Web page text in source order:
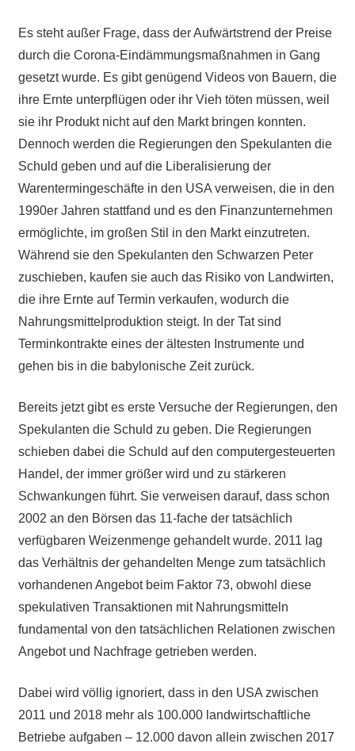
Es steht außer Frage, dass der Aufwärtstrend der Preise
durch die Corona-Eindämmungsmaßnahmen in Gang
gesetzt wurde. Es gibt genügend Videos von Bauern, die
ihre Ernte unterpflügen oder ihr Vieh töten müssen, weil
sie ihr Produkt nicht auf den Markt bringen konnten.
Dennoch werden die Regierungen den Spekulanten die
Schuld geben und auf die Liberalisierung der
Warentermingeschäfte in den USA verweisen, die in den
1990er Jahren stattfand und es den Finanzunternehmen
ermöglichte, im großen Stil in den Markt einzutreten.
Während sie den Spekulanten den Schwarzen Peter
zuschieben, kaufen sie auch das Risiko von Landwirten,
die ihre Ernte auf Termin verkaufen, wodurch die
Nahrungsmittelproduktion steigt. In der Tat sind
Terminkontrakte eines der ältesten Instrumente und
gehen bis in die babylonische Zeit zurück.
Bereits jetzt gibt es erste Versuche der Regierungen, den
Spekulanten die Schuld zu geben. Die Regierungen
schieben dabei die Schuld auf den computergesteuerten
Handel, der immer größer wird und zu stärkeren
Schwankungen führt. Sie verweisen darauf, dass schon
2002 an den Börsen das 11-fache der tatsächlich
verfügbaren Weizenmenge gehandelt wurde. 2011 lag
das Verhältnis der gehandelten Menge zum tatsächlich
vorhandenen Angebot beim Faktor 73, obwohl diese
spekulativen Transaktionen mit Nahrungsmitteln
fundamental von den tatsächlichen Relationen zwischen
Angebot und Nachfrage getrieben werden.
Dabei wird völlig ignoriert, dass in den USA zwischen
2011 und 2018 mehr als 100.000 landwirtschaftliche
Betriebe aufgaben – 12.000 davon allein zwischen 2017